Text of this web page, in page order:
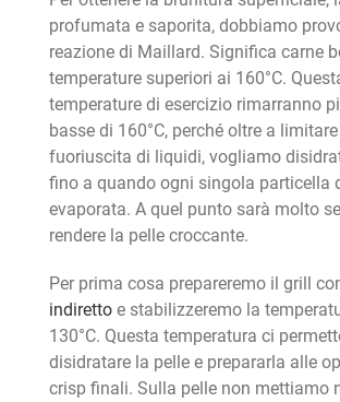
profumata e saporita, dobbiamo
reazione di Maillard. Significa carne
temperature superiori ai 160°C.
temperature di esercizio rimarranno
basse di 160°C, perché oltre a
fuoriuscita di liquidi, vogliamo
fino a quando ogni singola particella
evaporata. A quel punto sarà molto
rendere la pelle croccante.
Per prima cosa prepareremo il grill
indirettoe stabilizzeremo la
130°C. Questa temperatura ci
disidratare la pelle e prepararla alle
crisp finali. Sulla pelle non mettiamo